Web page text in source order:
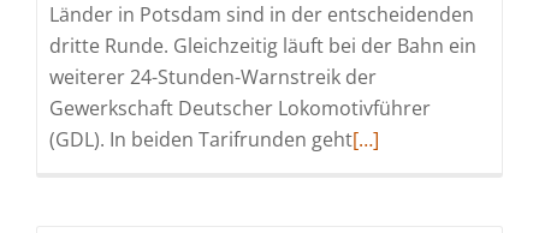
Länder in Potsdam sind in der entscheidenden
dritte Runde. Gleichzeitig läuft bei der Bahn ein
weiterer 24-Stunden-Warnstreik der
Gewerkschaft Deutscher Lokomotivführer
(GDL). In beiden Tarifrunden gehtRead
[…]